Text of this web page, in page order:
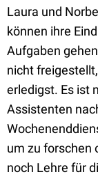
Laura und
können ihre
Aufgaben
nicht
erledigst. Es ist
Assistenten
um zu forschen
noch Lehre für